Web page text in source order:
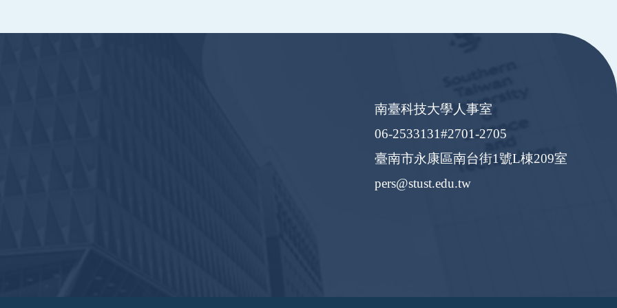
南臺科技大學人事室
06-2533131#2701-2705
臺南市永康區南台街1號L棟209室
pers@stust.edu.tw